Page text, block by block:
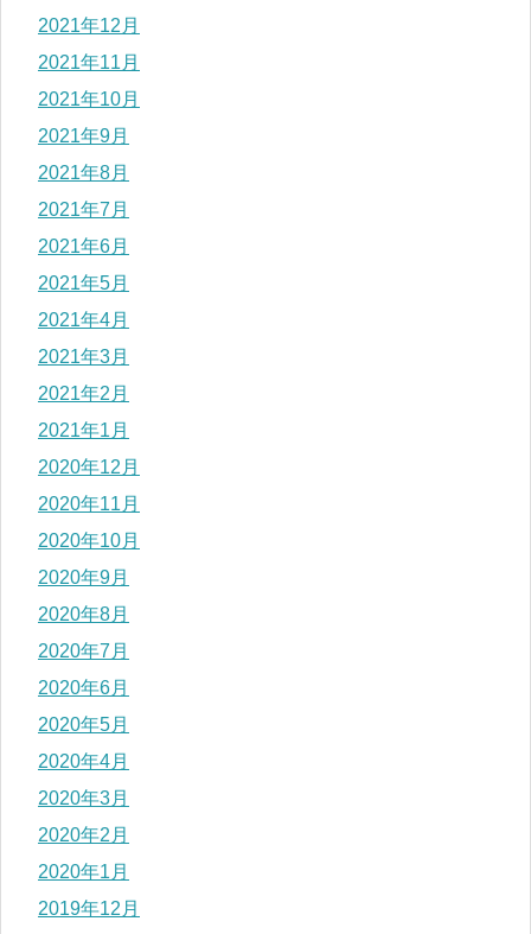
2021年12月
2021年11月
2021年10月
2021年9月
2021年8月
2021年7月
2021年6月
2021年5月
2021年4月
2021年3月
2021年2月
2021年1月
2020年12月
2020年11月
2020年10月
2020年9月
2020年8月
2020年7月
2020年6月
2020年5月
2020年4月
2020年3月
2020年2月
2020年1月
2019年12月